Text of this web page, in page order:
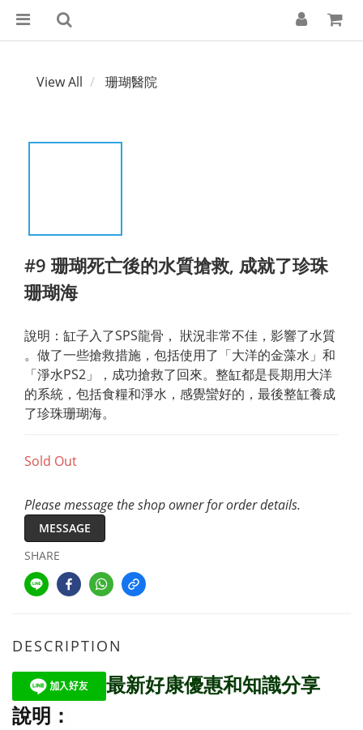
View All 珊瑚醫院
#9 珊瑚死亡後的水質搶救, 成就了珍珠
珊瑚海
說明：缸子入了SPS龍骨， 狀況非常不佳，影響了水質
。做了一些搶救措施，包括使用了「大洋的金藻水」和
「淨水PS2」，成功搶救了回來。整缸都是長期用大洋
的系統，包括食糧和淨水，感覺蠻好的，最後整缸養成
了珍珠珊瑚海。
Sold Out
Please message the shop owner for order details.
MESSAGE
SHARE
DESCRIPTION
最新好康優惠和知識分享
說明：